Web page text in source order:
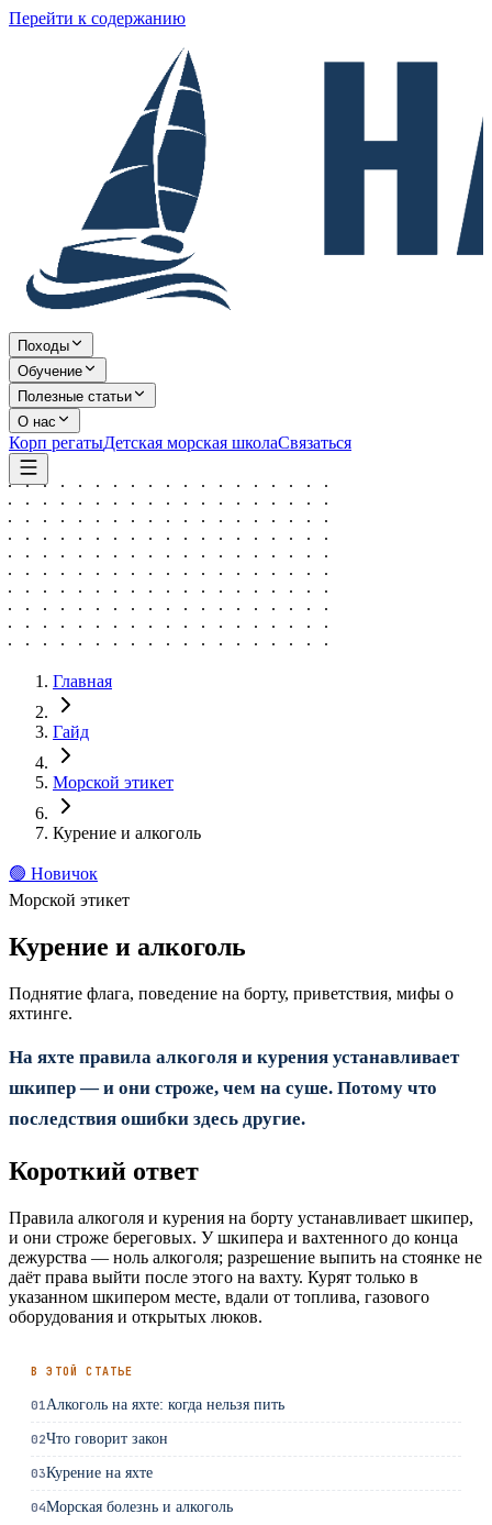
Перейти к содержанию
Походы
Обучение
Полезные статьи
О нас
Корп регатыДетская морская школаСвязаться
Главная
Гайд
Морской этикет
Курение и алкоголь
🟢 Новичок
Морской этикет
Курение и алкоголь
Поднятие флага, поведение на борту, приветствия, мифы о
яхтинге.
На яхте правила алкоголя и курения устанавливает
шкипер — и они строже, чем на суше. Потому что
последствия ошибки здесь другие.
Короткий ответ
Правила алкоголя и курения на борту устанавливает шкипер,
и они строже береговых. У шкипера и вахтенного до конца
дежурства — ноль алкоголя; разрешение выпить на стоянке не
даёт права выйти после этого на вахту. Курят только в
указанном шкипером месте, вдали от топлива, газового
оборудования и открытых люков.
В ЭТОЙ СТАТЬЕ
01Алкоголь на яхте: когда нельзя пить
02Что говорит закон
03Курение на яхте
04Морская болезнь и алкоголь